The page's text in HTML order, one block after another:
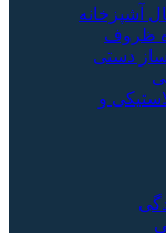
آشپزخانه
ظروف
دستی
و